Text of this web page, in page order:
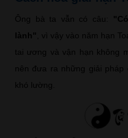
Ông bà ta vẫn có câu:
lành"
, vì vậy vào năm hạn
tai ương và vận hạn không
nên đưa ra những giải pháp
khó lường.